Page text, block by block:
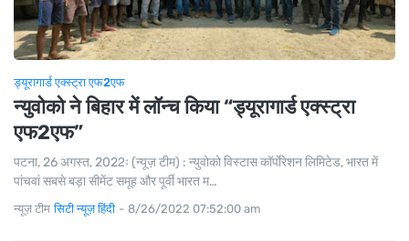
ड्यूरागार्ड एक्स्ट्रा एफ2एफ
न्युवोको ने बिहार में लॉन्च किया “ड्यूरागार्ड एक्स्ट्रा
एफ2एफ”
पटना, 26 अगस्त, 2022ः (न्यूज़ टीम) : न्युवोको विस्टास कॉर्पाेरेशन लिमिटेड, भारत में
पांचवां सबसे बड़ा सीमेंट समूह और पूर्वी भारत म…
न्यूज़ टीम सिटी न्यूज़ हिंदी - 8/26/2022 07:52:00 am